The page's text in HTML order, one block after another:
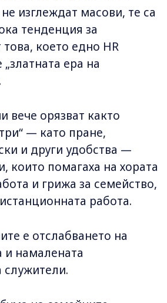
изглеждат масови, те са
тенденция за
което едно HR
ера на
вече орязват както
— като пране,
и други удобства —
които помагаха на хората
и грижа за семейство,
работа.
е отслабването на
и намалената
служители.